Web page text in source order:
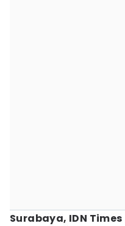
Surabaya, IDN Times